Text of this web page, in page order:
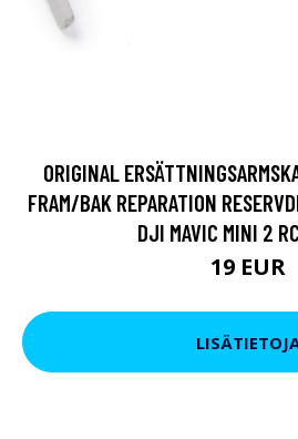
ORIGINAL
FRAM/BAK REPARATION
DJI MAVIC MINI 2
19 EUR